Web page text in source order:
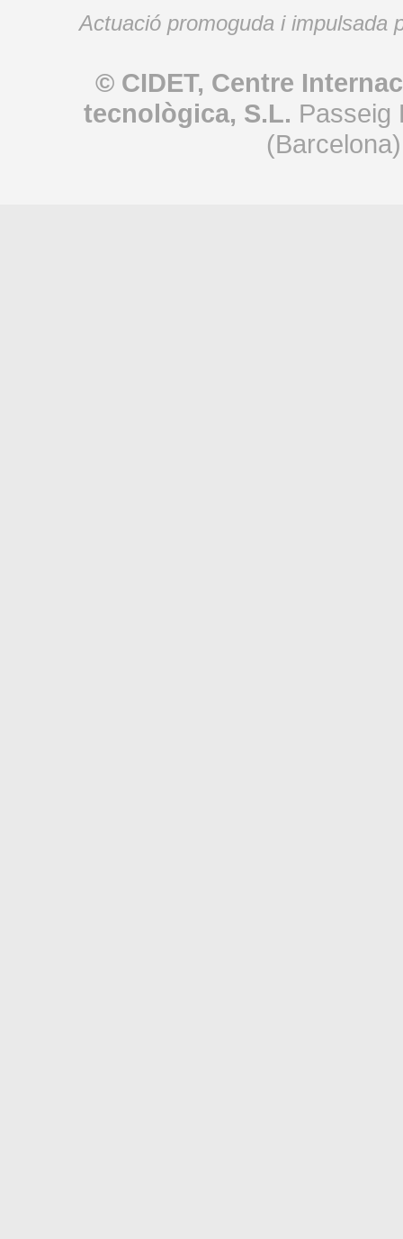
Actuació promoguda i impulsada
© CIDET, Centre
tecnològica, S.L. Passeig